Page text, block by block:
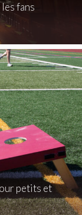
fans
petits et